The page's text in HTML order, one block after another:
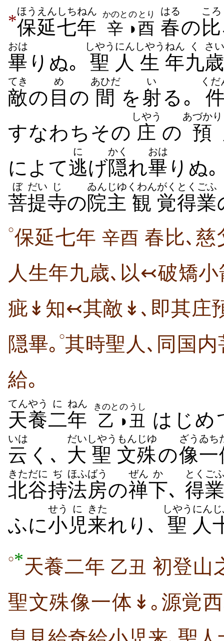
*保延
ほうえん
七年
しちねん
辛
かのと
◗
の
酉
とり
春
はる
の 比
ころ
畢
おは
りぬ｡ 聖
しやう
人
にん
生
しやう
年
ねん
九
く
歳
さい
敵
てき
の 目
め
の 間
あひだ
を射
い
る｡
くだ
すなわちその 庄
しやう
の 預
あづかり
によて逃
に
げ隠
かく
れ畢
おは
りぬ
菩
ぼ
提
だい
寺
じ
の院主
ゐんじゆ
観
くわん
覚
がく
得業
とくごふ
○保延七年 辛酉 春比､
人生年九歳､以↢破矯
疵↡知↢其敵↡､即其庄
隠畢｡ ○其時聖人､同国
給｡
天養
てんやう
二
に
年
ねん
乙
きのと
◗
の
丑
うし
はじめ
云
いは
く､ 大
だい
聖
しやう
文殊
もんじゆ
の像
ざう
一
ゐち
北谷
きただに
持
ぢ
法
ほふ
房
ばう
の禅
ぜん
下
か
､ 得
とくご
ふに小
せう
児
に
来
きた
れり､ 聖
しやう
人
にん
○*天養二年 乙丑 初登山
聖文殊像一体↡｡源覚